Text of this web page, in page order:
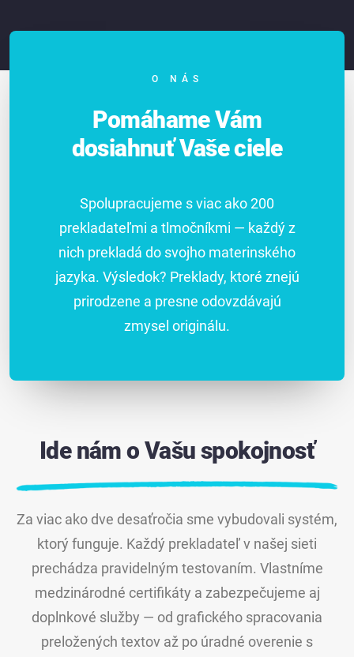
O NÁS
Pomáhame Vám
dosiahnuť Vaše ciele
Spolupracujeme s viac ako 200
prekladateľmi a tlmočníkmi — každý z
nich prekladá do svojho materinského
jazyka. Výsledok? Preklady, ktoré znejú
prirodzene a presne odovzdávajú
zmysel originálu.
Ide nám o Vašu spokojnosť
Za viac ako dve desaťročia sme vybudovali systém,
ktorý funguje. Každý prekladateľ v našej sieti
prechádza pravidelným testovaním. Vlastníme
medzinárodné certifikáty a zabezpečujeme aj
doplnkové služby — od grafického spracovania
preložených textov až po úradné overenie s